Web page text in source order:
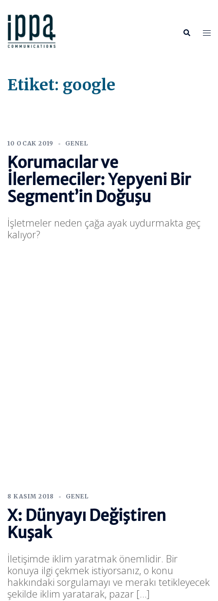
atla
Search
Etiket: google
10 OCAK 2019 GENEL
Korumacılar ve
İlerlemeciler: Yepyeni Bir
Segment’in Doğuşu
İşletmeler neden çağa ayak uydurmakta geç
kalıyor?
8 KASIM 2018 GENEL
X: Dünyayı Değiştiren
Kuşak
İletişimde iklim yaratmak önemlidir. Bir
konuya ilgi çekmek istiyorsanız, o konu
hakkındaki sorgulamayı ve merakı tetikleyecek
şekilde iklim yaratarak, pazar […]